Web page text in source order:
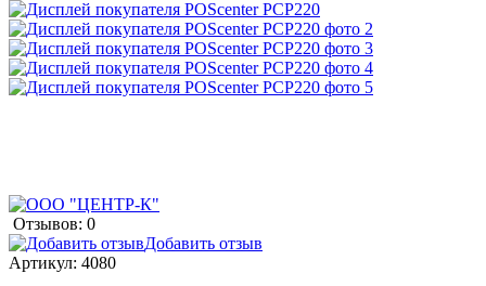
Отзывов: 0
Добавить отзыв
Артикул: 4080